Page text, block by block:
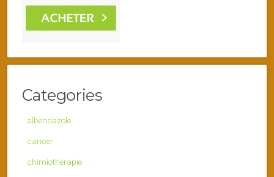
Categories
albendazole
cancer
chimiothérapie